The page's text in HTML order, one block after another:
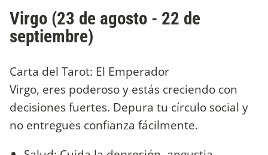
Virgo (23 de agosto - 22 de
septiembre)
Carta del Tarot: El Emperador
Virgo, eres poderoso y estás creciendo con
decisiones fuertes. Depura tu círculo social y
no entregues confianza fácilmente.